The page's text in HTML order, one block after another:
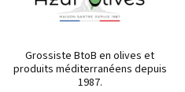
Grossiste BtoB en olives et
produits méditerranéens depuis
1987.